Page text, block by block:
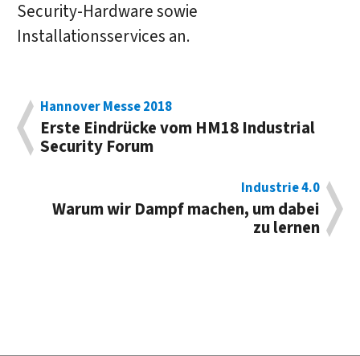
Security-Hardware sowie
Installationsservices an.
Hannover Messe 2018
Erste Eindrücke vom HM18 Industrial
Security Forum
Industrie 4.0
Warum wir Dampf machen, um dabei
zu lernen